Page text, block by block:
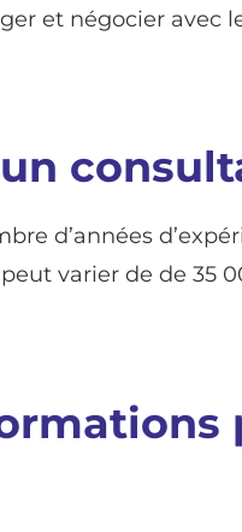
et négocier avec
d’années
peut varier de de 35